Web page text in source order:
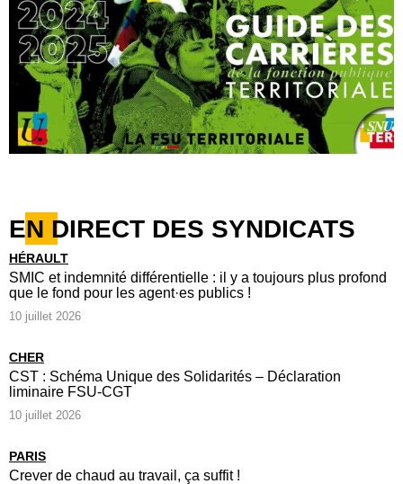
EN DIRECT DES SYNDICATS
HÉRAULT
SMIC et indemnité différentielle : il y a toujours plus profond
que le fond pour les agent·es publics !
10 juillet 2026
CHER
CST : Schéma Unique des Solidarités – Déclaration
liminaire FSU-CGT
10 juillet 2026
PARIS
Crever de chaud au travail, ça suffit !